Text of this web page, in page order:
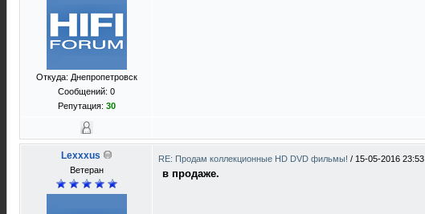
Откуда: Днепропетровск
Сообщений: 0
Репутация: 30
Lexxxus
Ветеран
RE: Продам коллекционные HD DVD фильмы! / 15-05-2016 23:53
в продаже.